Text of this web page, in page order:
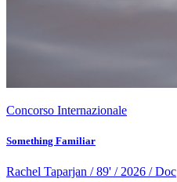
Concorso Internazionale
Something Familiar
Rachel Taparjan / 89' / 2026 / Doc